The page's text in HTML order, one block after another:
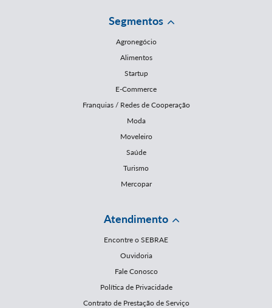
Segmentos
Agronegócio
Alimentos
Startup
E-Commerce
Franquias / Redes de Cooperação
Moda
Moveleiro
Saúde
Turismo
Mercopar
Atendimento
Encontre o SEBRAE
Ouvidoria
Fale Conosco
Política de Privacidade
Contrato de Prestação de Serviço